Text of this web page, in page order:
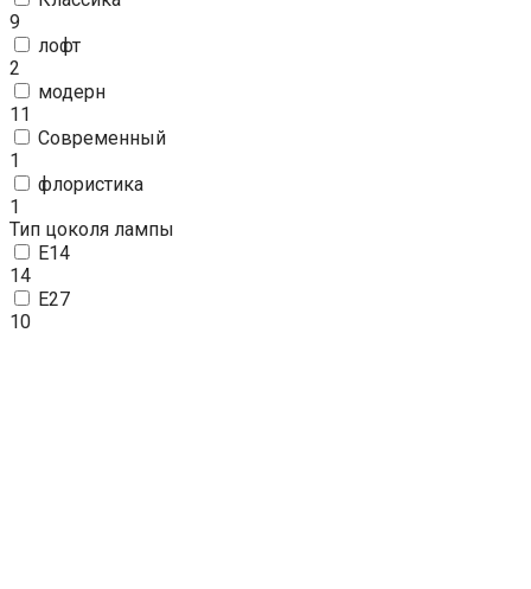
9
лофт
2
модерн
11
Современный
1
флористика
1
Тип цоколя лампы
E14
14
E27
10